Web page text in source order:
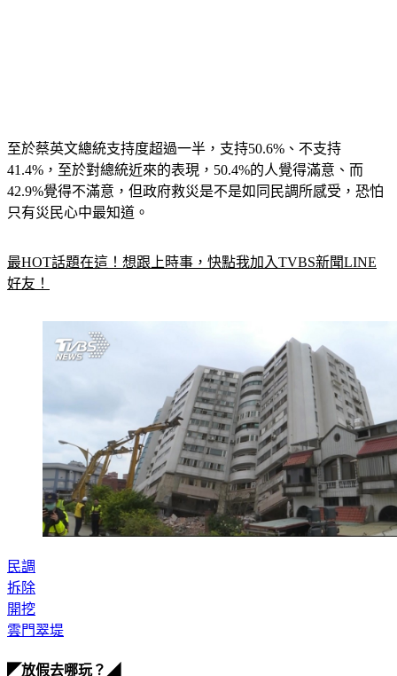
至於蔡英文總統支持度超過一半，支持50.6%、不支持
41.4%，至於對總統近來的表現，50.4%的人覺得滿意、而
42.9%覺得不滿意，但政府救災是不是如同民調所感受，恐怕
最HOT話題在這！想跟上時事，快點我加入TVBS新聞LINE
民調
拆除
開挖